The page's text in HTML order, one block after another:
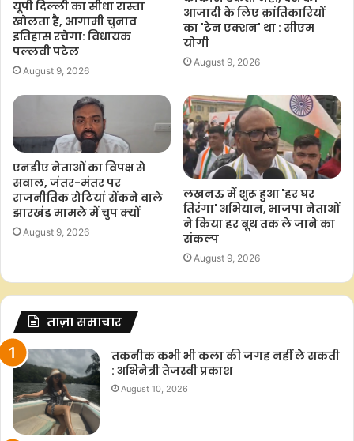
यूपी दिल्ली का सीधा रास्ता
खोलता है, आगामी चुनाव
इतिहास रचेगा: विधायक
पल्लवी पटेल
August 9, 2026
आजादी के लिए क्रांतिकारियों
का 'ट्रेन एक्शन' था : सीएम
योगी
August 9, 2026
एनडीए नेताओं का विपक्ष से
सवाल, जंतर-मंतर पर
राजनीतिक रोटियां सेंकने वाले
झारखंड मामले में चुप क्यों
August 9, 2026
लखनऊ में शुरू हुआ 'हर घर
तिरंगा' अभियान, भाजपा नेताओं
ने किया हर बूथ तक ले जाने का
संकल्प
August 9, 2026
ताज़ा समाचार
तकनीक कभी भी कला की जगह नहीं ले सकती
: अभिनेत्री तेजस्वी प्रकाश
August 10, 2026